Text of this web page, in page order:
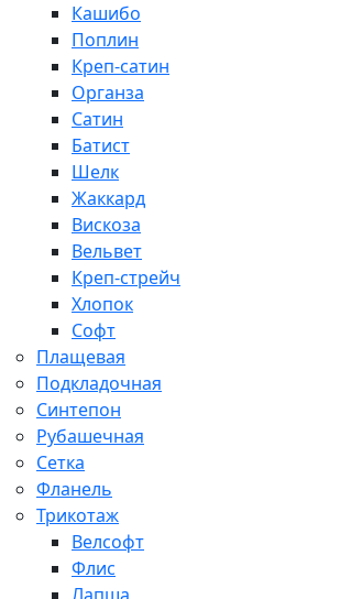
Кашибо
Поплин
Креп-сатин
Органза
Сатин
Батист
Шелк
Жаккард
Вискоза
Вельвет
Креп-стрейч
Хлопок
Софт
Плащевая
Подкладочная
Синтепон
Рубашечная
Сетка
Фланель
Трикотаж
Велсофт
Флис